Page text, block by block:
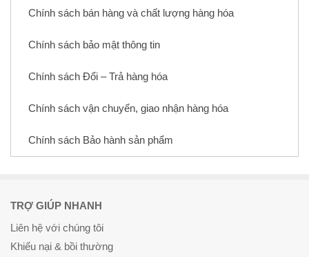
Chính sách bán hàng và chất lượng hàng hóa
Chính sách bảo mật thông tin
Chính sách Đổi – Trả hàng hóa
Chính sách vận chuyển, giao nhận hàng hóa
Chính sách Bảo hành sản phẩm
TRỢ GIÚP NHANH
Liên hệ với chúng tôi
Khiếu nại & bồi thường